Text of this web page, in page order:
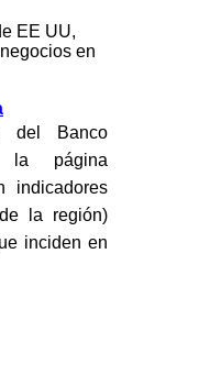
EE UU,
en
del Banco
la página
indicadores
la región)
inciden en